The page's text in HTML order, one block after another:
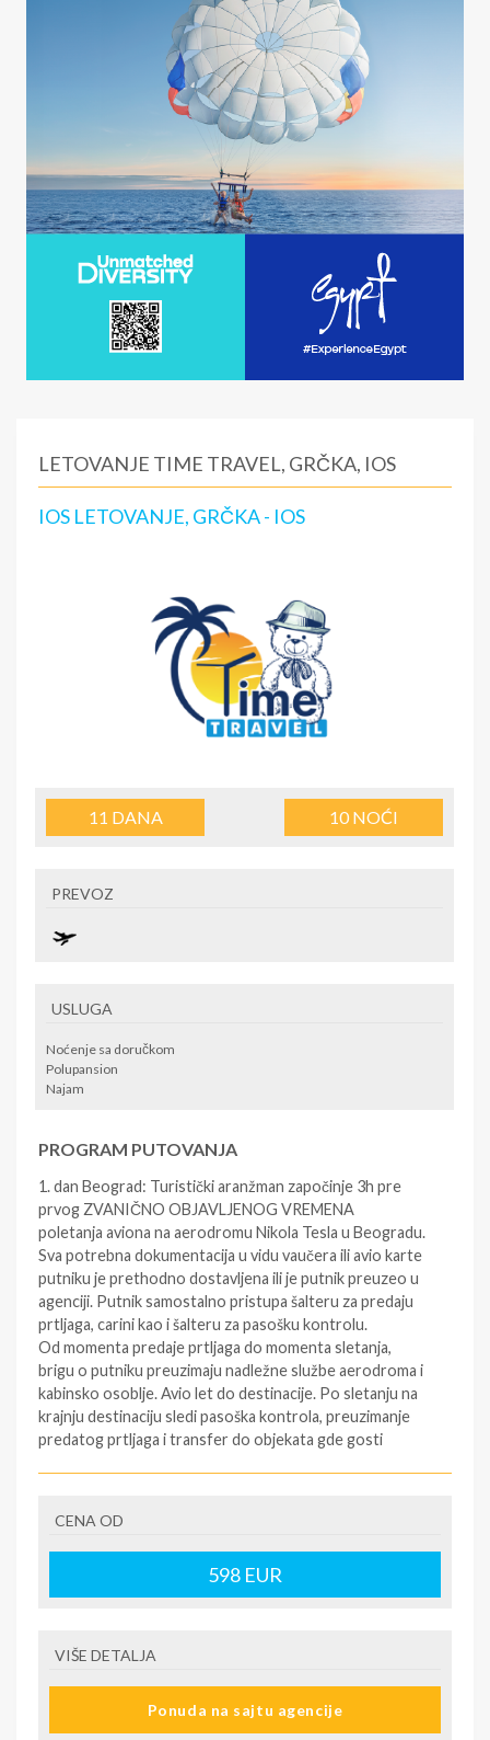
LETOVANJE TIME TRAVEL, GRČKA, IOS
IOS LETOVANJE, GRČKA - IOS
11 DANA 10NOĆI
PREVOZ
USLUGA
Noćenje sa doručkom
Polupansion
Najam
PROGRAM PUTOVANJA
1. dan Beograd: Turistički aranžman započinje 3h pre
prvog ZVANIČNO OBJAVLJENOG VREMENA
poletanja aviona na aerodromu Nikola Tesla u Beogradu.
Sva potrebna dokumentacija u vidu vaučera ili avio karte
putniku je prethodno dostavljena ili je putnik preuzeo u
agenciji. Putnik samostalno pristupa šalteru za predaju
prtljaga, carini kao i šalteru za pasošku kontrolu.
Od momenta predaje prtljaga do momenta sletanja,
brigu o putniku preuzimaju nadležne službe aerodroma i
kabinsko osoblje. Avio let do destinacije. Po sletanju na
krajnju destinaciju sledi pasoška kontrola, preuzimanje
predatog prtljaga i transfer do objekata gde gosti
obaviti najbliže moguće i može se obaviti autobusom,
mini busom, taksijem ili drugim vozilom, kao i
kombinacijom više vrsta prevoza, a u zavisnosti od
udaljenosti i razuđenosti izabranog smeštaja. Na
drugim vozilom. Raspored soba određuje isključivo
2. do pretposlednji dan: Slobodni dani za individulana
razgledanja, posete i odmor. Postoji mogućnost
CENA OD
598 EUR
VIŠE DETALJA
Ponuda na sajtu agencije